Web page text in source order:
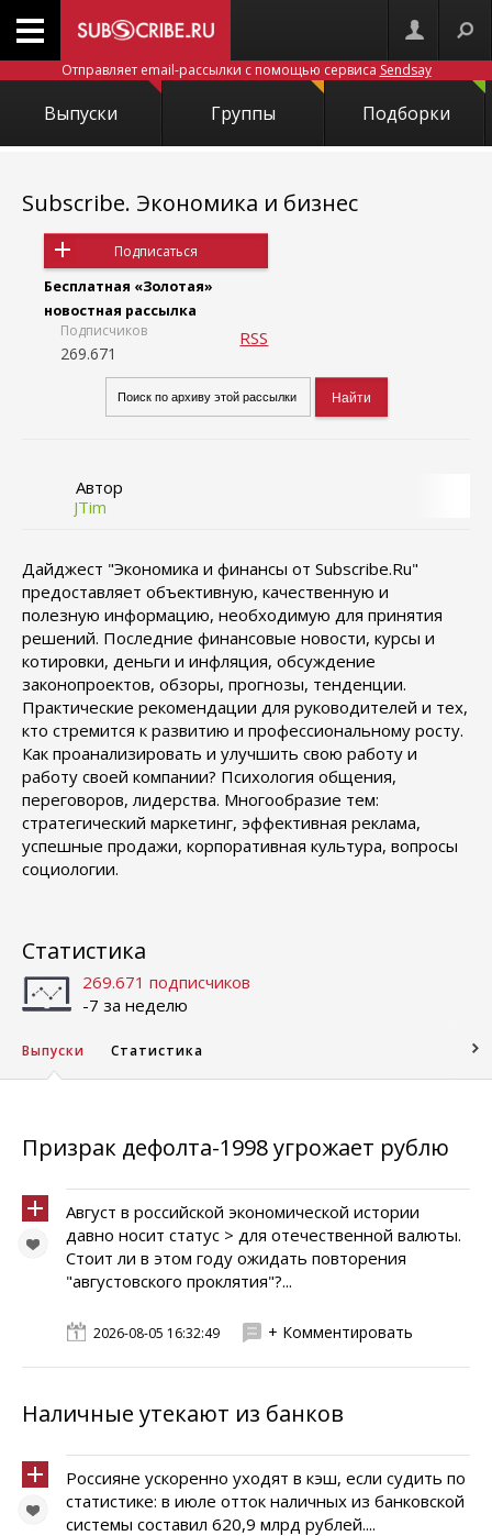
Отправляет email-рассылки с помощью сервиса Sendsay
Выпуски Группы Подборки
Subscribe. Экономика и бизнес
Подписаться
Бесплатная «Золотая»
новостная рассылка
Подписчиков
269.671
RSS
Автор
JTim
Дайджест "Экономика и финансы от Subscribe.Ru"
предоставляет объективную, качественную и
полезную информацию, необходимую для принятия
решений. Последние финансовые новости, курсы и
котировки, деньги и инфляция, обсуждение
законопроектов, обзоры, прогнозы, тенденции.
Практические рекомендации для руководителей и тех,
кто стремится к развитию и профессиональному росту.
Как проанализировать и улучшить свою работу и
работу своей компании? Психология общения,
переговоров, лидерства. Многообразие тем:
стратегический маркетинг, эффективная реклама,
успешные продажи, корпоративная культура, вопросы
социологии.
Статистика
269.671 подписчиков
-7 за неделю
Выпуски Статистика
Призрак дефолта-1998 угрожает рублю
Август в российской экономической истории
давно носит статус > для отечественной валюты.
Стоит ли в этом году ожидать повторения
"августовского проклятия"?...
2026-08-05 16:32:49 + Комментировать
Наличные утекают из банков
Россияне ускоренно уходят в кэш, если судить по
статистике: в июле отток наличных из банковской
системы составил 620,9 млрд рублей....